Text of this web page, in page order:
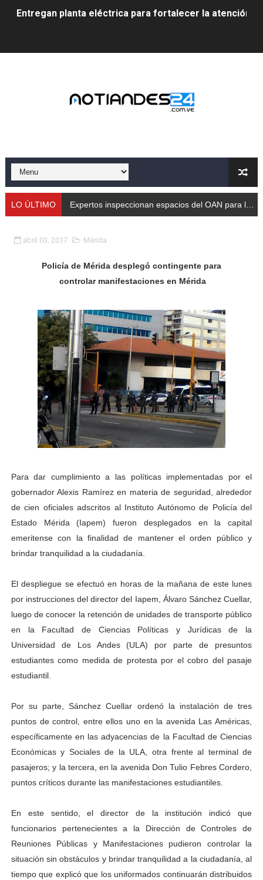
Entregan planta eléctrica para fortalecer la atención
Campo Elías avanza con plan de asfaltado
Venezuela instala su primer detector de
Consolidan planificación técnica en el Complejo
Niños merideños potencian su talento en plan
Gobierno bolivariano avanza en la transformación del
Niños merideños aprenden sobre gaita de tambora
Hospital universitario muestra sus avances en visita
Instituto Nacional de Nutrición celebra Semana
Gobernación de Mérida fortalece el desarrollo
Fortalecen formación académica de médicos en
Campo Elías consolida plan de bacheo en el sector La
El Lactario del Iahula celebra la Semana Mundial de la
Plan Vacacional "Venezuela Ríe 2026" brinda
Inicia el plan vacacional Venezuela Renace en el
LO ÚLTIMO Expertos inspeccionan espacios del OAN para la instalación del detector Cherenkov de agua
abril 03, 2017 Mérida
Policía de Mérida desplegó contingente para
controlar manifestaciones en Mérida
Para dar cumplimiento a las políticas implementadas por el
gobernador Alexis Ramírez en materia de seguridad, alrededor
de cien oficiales adscritos al Instituto Autónomo de Policía del
Estado Mérida (Iapem) fueron desplegados en la capital
emeritense con la finalidad de mantener el orden público y
brindar tranquilidad a la ciudadanía.
El despliegue se efectuó en horas de la mañana de este lunes
por instrucciones del director del Iapem, Álvaro Sánchez Cuellar,
luego de conocer la retención de unidades de transporte público
en la Facultad de Ciencias Políticas y Jurídicas de la
Universidad de Los Andes (ULA) por parte de presuntos
estudiantes como medida de protesta por el cobro del pasaje
estudiantil.
Por su parte, Sánchez Cuellar ordenó la instalación de tres
puntos de control, entre ellos uno en la avenida Las Américas,
específicamente en las adyacencias de la Facultad de Ciencias
Económicas y Sociales de la ULA, otra frente al terminal de
pasajeros; y la tercera, en la avenida Don Tulio Febres Cordero,
puntos críticos durante las manifestaciones estudiantiles.
En este sentido, el director de la institución indicó que
funcionarios pertenecientes a la Dirección de Controles de
Reuniones Públicas y Manifestaciones pudieron controlar la
situación sin obstáculos y brindar tranquilidad a la ciudadanía, al
tiempo que explicó que los uniformados continuarán distribuidos